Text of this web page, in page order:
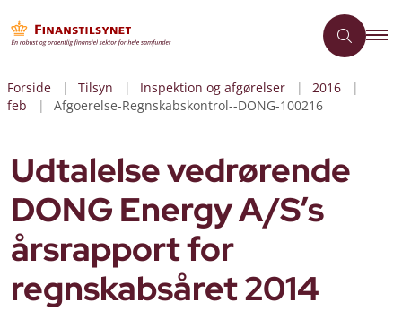
Forside Tilsyn Inspektion og afgørelser
2016
feb
Afgoerelse-Regnskabskontrol--DONG-100216
Udtalelse vedrørende
DONG Energy A/S’s
årsrapport for
regnskabsåret 2014